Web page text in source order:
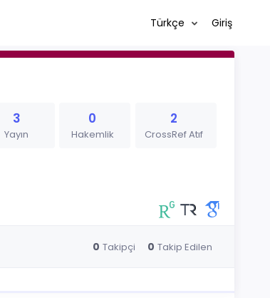
Türkçe Giriş
3
Yayın
0
Hakemlik
2
CrossRef Atıf
0 Takipçi 0 Takip Edilen